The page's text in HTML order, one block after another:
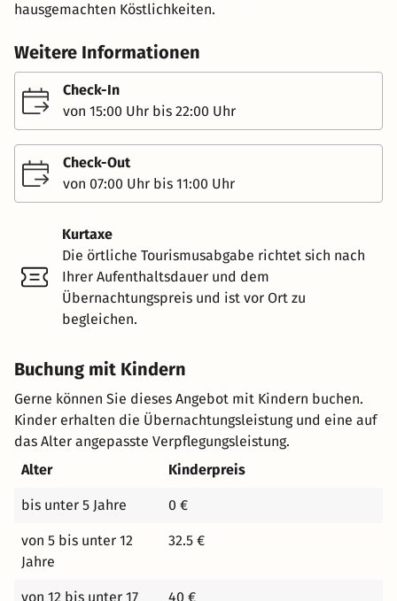
hausgemachten Köstlichkeiten.
Weitere Informationen
Check-In
von 15:00 Uhr bis 22:00 Uhr
Check-Out
von 07:00 Uhr bis 11:00 Uhr
Kurtaxe
Die örtliche Tourismusabgabe richtet sich nach
Ihrer Aufenthaltsdauer und dem
Übernachtungspreis und ist vor Ort zu
begleichen.
Buchung mit Kindern
Gerne können Sie dieses Angebot mit Kindern buchen.
Kinder erhalten die Übernachtungsleistung und eine auf
das Alter angepasste Verpflegungsleistung.
Alter
Kinderpreis
bis unter 5 Jahre 0 €
von 5 bis unter 12
Jahre
32.5 €
von 12 bis unter 17 40 €